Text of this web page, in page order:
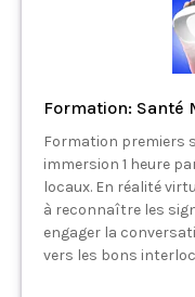
Formation: Santé
Formation premiers
immersion 1 heure
locaux. En réalité
à reconnaître les
engager la
vers les bons